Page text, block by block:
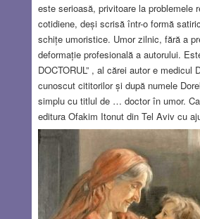
este serioasă, privitoare la problemele
cotidiene, deși scrisă într-o formă
schițe umoristice. Umor zilnic, fără a
deformație profesională a autorului.
DOCTORUL” , al cărei autor e medicul
cunoscut cititorilor și după numele
simplu cu titlul de … doctor în umor.
editura Ofakim Itonut din Tel Aviv cu
foarte serioși și zâmbitori ai autorului,
editorial devenit și tehnoredactor
îndepărtata (sau, poate chiar apropiata)
prieten al scriitorilor israelieni de limba
a caricaturiștilor Costel Pătrăscan,
Eduard Mattes și Andi Ceaușu.